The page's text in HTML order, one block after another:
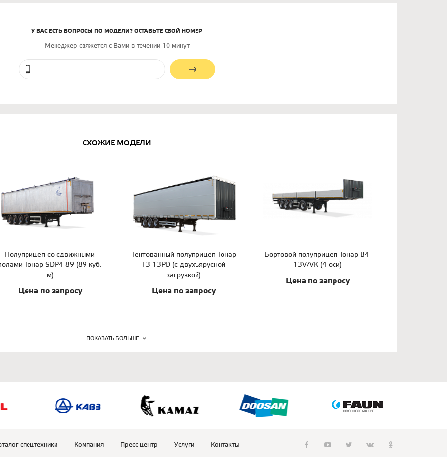
У ВАС ЕСТЬ ВОПРОСЫ ПО МОДЕЛИ? ОСТАВЬТЕ СВОЙ НОМЕР
Менеджер свяжется с Вами в течении 10 минут
СХОЖИЕ МОДЕЛИ
Полуприцеп со сдвижными
Тонар SDP4-89 (89 куб.
м)
Цена по запросу
Тентованный полуприцеп Тонар
T3-13PD (с двухъярусной
загрузкой)
Цена по запросу
Бортовой полуприцеп Тонар B4-
13V/VK (4 оси)
Цена по запросу
ПОКАЗАТЬ БОЛЬШЕ
спецтехники Компания Пресс-центр Услуги Контакты